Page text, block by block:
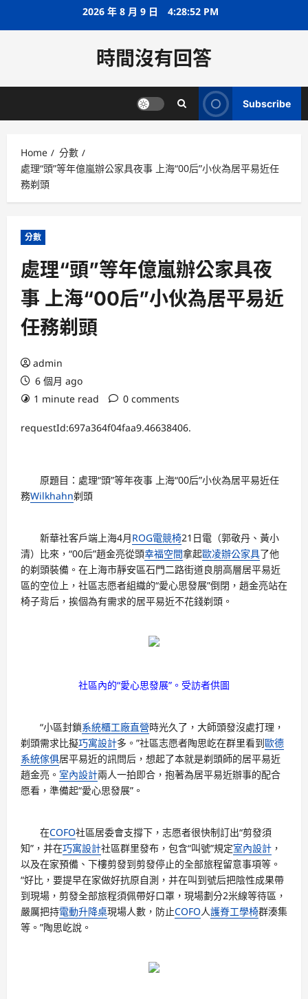
2026 年 8 月 9 日 4:28:52 PM
時間沒有回答
Subscribe
Home
分數
處理“頭”等年億嵐辦公家具夜事 上海“00后”小伙為居平易近任
務剃頭
分數
處理“頭”等年億嵐辦公家具夜
事 上海“00后”小伙為居平易近
任務剃頭
admin
6 個月 ago
1 minute read
0 comments
requestId:697a364f04faa9.46638406.
原題目：處理“頭”等年夜事 上海“00后”小伙為居平易近任
務Wilkhahn剃頭
新華社客戶端上海4月ROG電競椅21日電（郭敬丹、黃小
清）比來，“00后”趙金亮從頭幸福空間拿起歐凌辦公家具了他
的剃頭裝備。在上海市靜安區石門二路街道良朋高層居平易近
區的空位上，社區志愿者組織的“愛心思發展”倒閉，趙金亮站在
椅子背后，挨個為有需求的居平易近不花錢剃頭。
社區內的“愛心思發展”。受訪者供圖
“小區封鎖系統櫃工廠直營時光久了，大師頭發沒處打理，
剃頭需求比擬巧寓設計多。”社區志愿者陶思屹在群里看到歐德
系統傢俱居平易近的訊問后，想起了本就是剃頭師的居平易近
趙金亮。 室內設計兩人一拍即合，抱著為居平易近辦事的配合
愿看，準備起“愛心思發展”。
在COFO社區居委會支撐下，志愿者很快制訂出“剪發須
知”，并在巧寓設計社區群里發布，包含“叫號”規定室內設計 ，
以及在家預備、下樓剪發到剪發停止的全部旅程留意事項等。
“好比，要提早在家做好抗原自測，并在叫到號后把陰性成果帶
到現場，剪發全部旅程須佩帶好口罩，現場劃分2米線等待區，
嚴厲把持電動升降桌現場人數，防止COFO人護脊工學椅群湊集
等。”陶思屹說。